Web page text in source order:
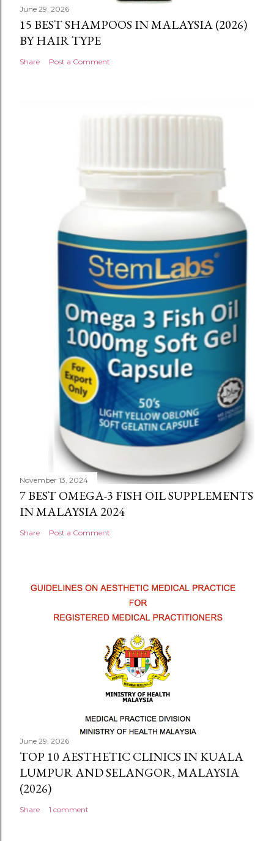
June 29, 2026
15 BEST SHAMPOOS IN MALAYSIA (2026)
BY HAIR TYPE
Share Post a Comment
November 13, 2024
7 BEST OMEGA-3 FISH OIL SUPPLEMENTS
IN MALAYSIA 2024
Share Post a Comment
June 29, 2026
TOP 10 AESTHETIC CLINICS IN KUALA
LUMPUR AND SELANGOR, MALAYSIA
(2026)
Share 1 comment